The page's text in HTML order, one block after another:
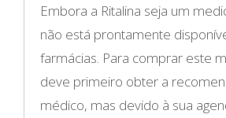
Embora a Ritalina seja um
não está prontamente
farmácias. Para comprar este
deve primeiro obter a
médico, mas devido à sua